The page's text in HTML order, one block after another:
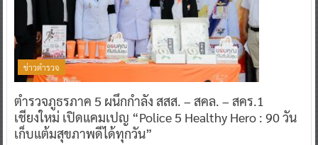
ข่าวตำรวจ
ตำรวจภูธรภาค 5 ผนึกกำลัง สสส. – สคล. – สคร.1
เชียงใหม่ เปิดแคมเปญ “Police 5 Healthy Hero : 90 วัน
เก็บแต้มสุขภาพดีได้ทุกวัน”